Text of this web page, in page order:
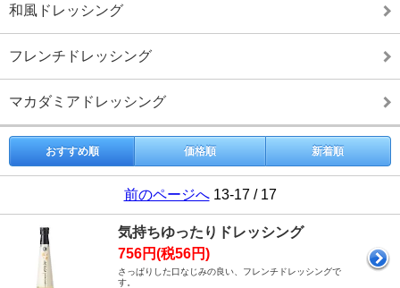
和風ドレッシング
フレンチドレッシング
マカダミアドレッシング
おすすめ順 価格順 新着順
前のページへ13-17 / 17
気持ちゆったりドレッシング
756円(税56円)
さっぱりした口なじみの良い、フレンチドレッシングで
す。